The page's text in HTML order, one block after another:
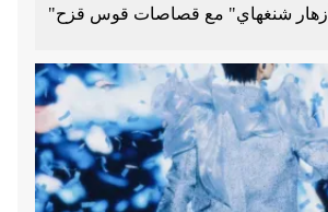
"أزهار شنغهاي" مع قصاصات قوس قزح